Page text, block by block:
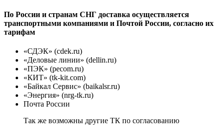
По России и странам СНГ доставка осуществляется
транспортными компаниями и Почтой России, согласно их
тарифам
«СДЭК» (cdek.ru)
«Деловые линии» (dellin.ru)
«ПЭК» (pecom.ru)
«КИТ» (tk-kit.com)
«Байкал Сервис» (baikalsr.ru)
«Энергия» (nrg-tk.ru)
Почта России
Так же возможны другие ТК по согласованию